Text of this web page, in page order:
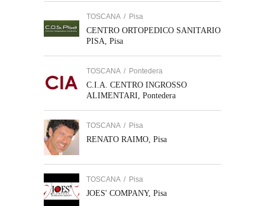
TOSCANA / Pisa
CENTRO ORTOPEDICO SANITARIO
PISA, Pisa
TOSCANA / Pontedera
C.I.A. CENTRO INGROSSO
ALIMENTARI, Pontedera
TOSCANA / Pisa
RENATO RAIMO, Pisa
TOSCANA / Pisa
JOES' COMPANY, Pisa